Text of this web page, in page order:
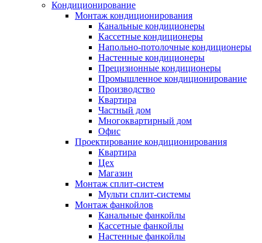
Кондиционирование
Монтаж кондиционирования
Канальные кондиционеры
Кассетные кондиционеры
Напольно-потолочные кондиционеры
Настенные кондиционеры
Прецизионные кондиционеры
Промышленное кондиционирование
Производство
Квартира
Частный дом
Многоквартирный дом
Офис
Проектирование кондиционирования
Квартира
Цех
Магазин
Монтаж сплит-систем
Мульти сплит-системы
Монтаж фанкойлов
Канальные фанкойлы
Кассетные фанкойлы
Настенные фанкойлы